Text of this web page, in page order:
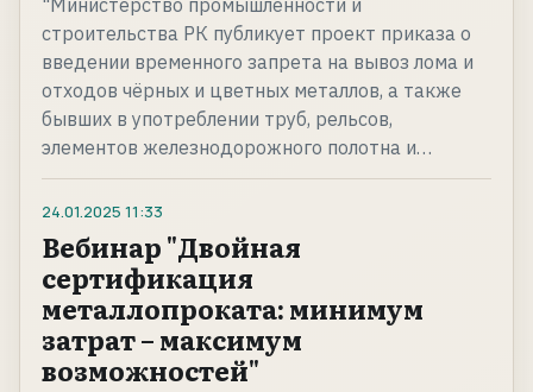
"Министерство промышленности и
строительства РК публикует проект приказа о
введении временного запрета на вывоз лома и
отходов чёрных и цветных металлов, а также
бывших в употреблении труб, рельсов,
элементов железнодорожного полотна и…
24.01.2025 11:33
Вебинар "Двойная
сертификация
металлопроката: минимум
затрат – максимум
возможностей"